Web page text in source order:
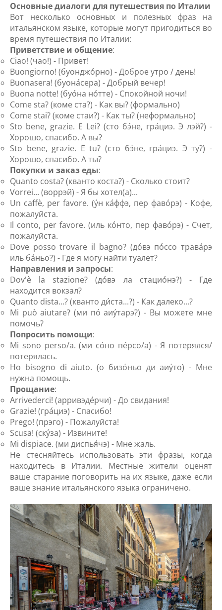
Основные диалоги для путешествия по Италии
Вот несколько основных и полезных фраз на
итальянском языке, которые могут пригодиться во
время путешествия по Италии:
Приветствие и общение:
Ciao! (чао!) - Привет!
Buongiorno! (буонджо́рно) - Доброе утро / день!
Buonasera! (буона́сера) - Добрый вечер!
Buona notte! (буо́на но́тте) - Спокойной ночи!
Come sta? (коме ста?) - Как вы? (формально)
Come stai? (коме стаи?) - Как ты? (неформально)
Sto bene, grazie. E Lei? (сто бэ́не, гра́циэ. Э лэй?) -
Хорошо, спасибо. А вы?
Sto bene, grazie. E tu? (сто бэ́не, гра́циэ. Э ту?) -
Хорошо, спасибо. А ты?
Покупки и заказ еды:
Quanto costa? (кванто коста?) - Сколько стоит?
Vorrei... (воррэй) - Я бы хотел(а)...
Un caffè, per favore. (у́н ка́ффэ, пер фаво́рэ) - Кофе,
пожалуйста.
Il conto, per favore. (иль ко́нто, пер фаво́рэ) - Счет,
пожалуйста.
Dove posso trovare il bagno? (до́вэ по́ссо трава́рэ
иль ба́ньо?) - Где я могу найти туалет?
Направления и запросы:
Dov'è la stazione? (до́вэ ла стацио́нэ?) - Где
находится вокзал?
Quanto dista...? (кванто ди́ста...?) - Как далеко...?
Mi può aiutare? (ми по́ аиу́тарэ?) - Вы можете мне
помочь?
Попросить помощи:
Mi sono perso/a. (ми со́но пе́рсо/a) - Я потерялся/
потерялась.
Ho bisogno di aiuto. (о бизо́ньо ди аиу́то) - Мне
нужна помощь.
Прощание:
Arrivederci! (арривэде́рчи) - До свидания!
Grazie! (гра́циэ) - Спасибо!
Prego! (прэго) - Пожалуйста!
Scusa! (ску́за) - Извините!
Mi dispiace. (ми диспья́чэ) - Мне жаль.
Не стесняйтесь использовать эти фразы, когда
находитесь в Италии. Местные жители оценят
ваше старание поговорить на их языке, даже если
ваше знание итальянского языка ограничено.